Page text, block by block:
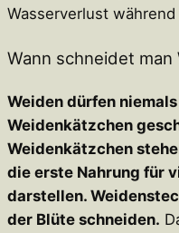
Wasserverlust
Wann schneidet
Weiden dürfen
Weidenkätzchen
Weidenkätzchen
die erste Nahrung für
darstellen.
der Blüte schneiden.